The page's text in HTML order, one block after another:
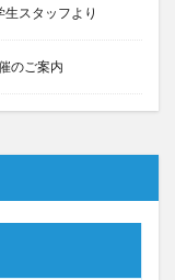
スタッフより
のご案内